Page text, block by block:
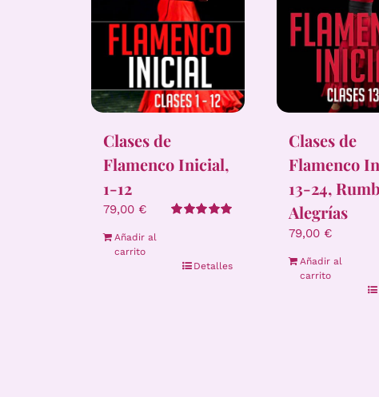
Clases de
Flamenco Inicial,
1-12
79,00 €
Añadir al
carrito
Detalles
Clases de
Flamenco
13-24,
Alegrías
79,00 €
Añadir al
carrito